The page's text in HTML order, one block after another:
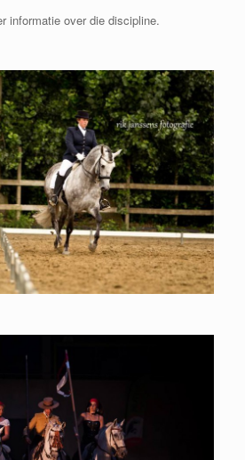
informatie over die discipline.